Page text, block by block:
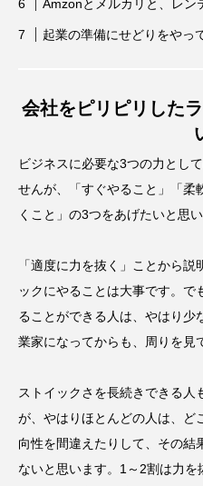
Amzonとメルカリと、レン
起業の準備にせどりをやっ
会社をピリピリした
ビジネスに必要な3つの力とし
せんが、「すぐやること」「柔
くこと」の3つをあげたいと思い
「適度に力を抜く」ことから
ックにやることは大事です。で
ることができる人は、やはり少
業家になってからも、周りを見
ストイックさを長続きできる人
が、やはりほとんどの人は、ど
向性を間違えたりして、その結
ないと思います。1～2割は力